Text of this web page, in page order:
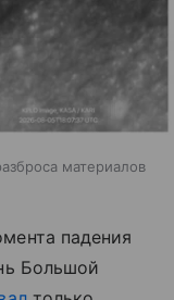
материалов
падения
Большой